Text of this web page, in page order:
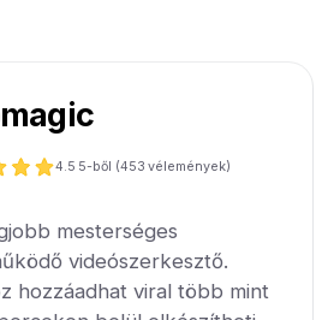
4.5 5-ből (453 vélemények)
mesterséges
videószerkesztő.
hozzáadhat viral több mint